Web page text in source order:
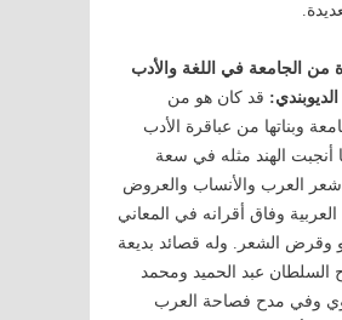
من الجامعة في اللغة والأدب
قد كان هو من
وبناتها من عباقرة الأدب
أنجبت الهند مثله في سعة
شعر العرب والأنساب والعروض
العربية وفاق أقرانه في المعاني
وقرض الشعر. وله قصائد بديعة
السلطان عبد الحميد ومحمد
وفي مدح فصاحة العرب